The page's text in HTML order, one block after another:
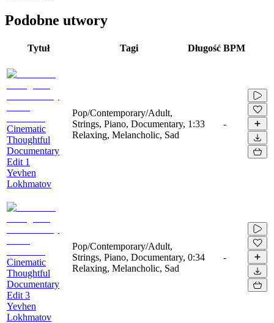
Podobne utwory
Tytuł Tagi Długość BPM
Cinematic
Thoughtful
Documentary
Edit 1
Yevhen
Lokhmatov
Pop/Contemporary/Adult,
Strings, Piano, Documentary,
Relaxing, Melancholic, Sad
1:33 -
Cinematic
Thoughtful
Documentary
Edit 3
Yevhen
Lokhmatov
Pop/Contemporary/Adult,
Strings, Piano, Documentary,
Relaxing, Melancholic, Sad
0:34 -